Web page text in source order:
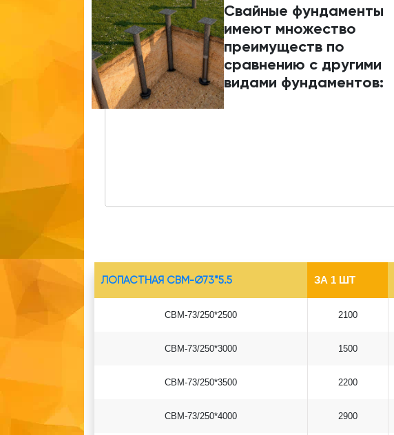
Свайные фундаменты
имеют множество
преимуществ по
сравнению с другими
видами фундаментов:
ЛОПАСТНАЯ СВМ-Ø73*5.5 ЗА 1 ШТ
СВМ-73/250*2500 2100
СВМ-73/250*3000 1500
СВМ-73/250*3500 2200
СВМ-73/250*4000 2900